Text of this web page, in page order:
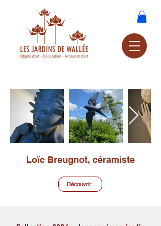
Loïc Breugnot, céramiste
Découvrir